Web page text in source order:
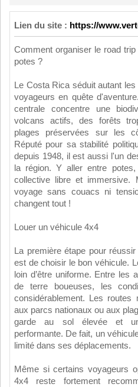
Lien du site : https://
Comment organiser le road
potes ?
Le Costa Rica séduit autant
voyageurs en quête
centrale concentre une
volcans actifs, des forêts
plages préservées sur les
Réputé pour sa stabilité
depuis 1948, il est aussi l'un
la région. Y aller entre
collective libre et immersive.
voyage sans couacs ni
changent tout !
Louer un véhicule 4x4
La première étape pour
est de choisir le bon véhicule.
loin d’être uniforme. Entre les
de terre boueuses, les
considérablement. Les routes
aux parcs nationaux ou aux
garde au sol élevée et
performante. De fait, un
limité dans ses déplacements.
Même si certains voyageurs
4x4 reste fortement